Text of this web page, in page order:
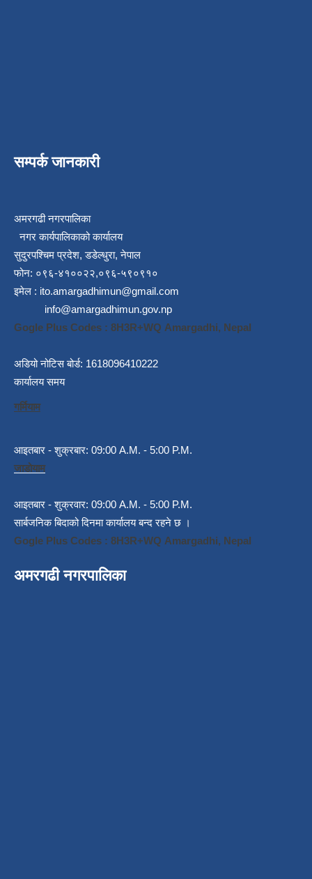
सम्पर्क जानकारी
अमरगढी नगरपालिका
नगर कार्यपालिकाको कार्यालय
सुदुरपश्चिम प्रदेश, डडेल्धुरा, नेपाल
फोन: ०९६-४१००२२,०९६-५९०९१०
इमेल : ito.amargadhimun@gmail.com
info@amargadhimun.gov.np
Gogle Plus Codes : 8H3R+WQ Amargadhi, Nepal
अडियो नोटिस बोर्ड: 1618096410222
कार्यालय समय
गर्मियाम
आइतबार - शुक्रबार: 09:00 A.M. - 5:00 P.M.
जाडोयाम
आइतबार - शुक्रवार: 09:00 A.M. - 5:00 P.M.
सार्बजनिक बिदाको दिनमा कार्यालय बन्द रहने छ ।
Gogle Plus Codes : 8H3R+WQ Amargadhi, Nepal
अमरगढी नगरपालिका